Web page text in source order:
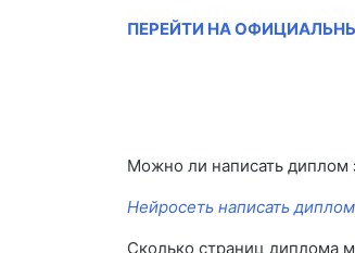
ПЕРЕЙТИ НА
Можно ли написать диплом
Нейросеть написать диплом
Сколько страниц диплома